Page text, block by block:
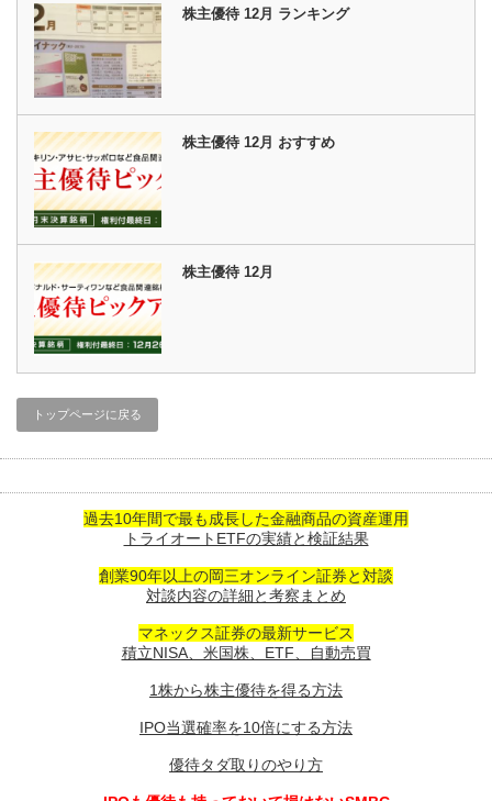
株主優待 12月 ランキング
株主優待 12月 おすすめ
株主優待 12月
トップページに戻る
過去10年間で最も成長した金融商品の資産運用
トライオートETFの実績と検証結果
創業90年以上の岡三オンライン証券と対談
対談内容の詳細と考察まとめ
マネックス証券の最新サービス
積立NISA、米国株、ETF、自動売買
1株から株主優待を得る方法
IPO当選確率を10倍にする方法
優待タダ取りのやり方